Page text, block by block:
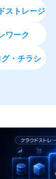
ストレージ
ワーク
グ・チラシ